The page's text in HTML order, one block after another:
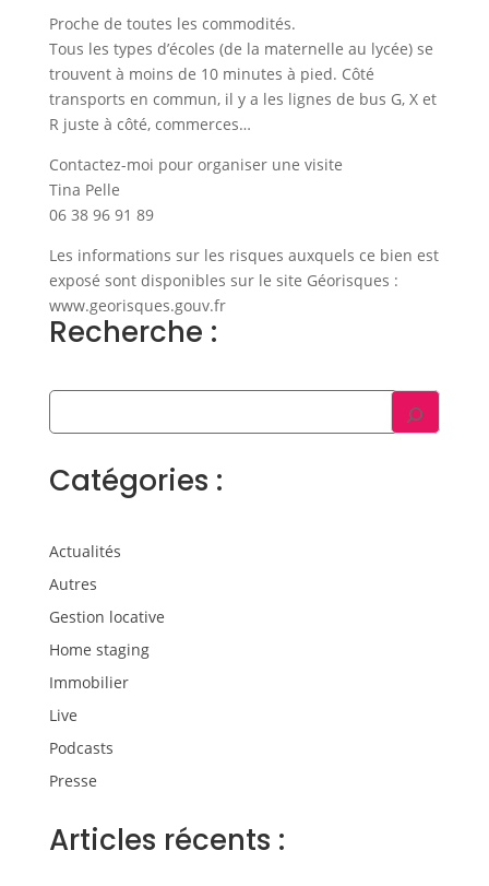
Proche de toutes les commodités.
Tous les types d’écoles (de la maternelle au lycée) se
trouvent à moins de 10 minutes à pied. Côté
transports en commun, il y a les lignes de bus G, X et
R juste à côté, commerces…
Contactez-moi pour organiser une visite
Tina Pelle
06 38 96 91 89
Les informations sur les risques auxquels ce bien est
exposé sont disponibles sur le site Géorisques :
www.georisques.gouv.fr
Recherche :
Catégories :
Actualités
Autres
Gestion locative
Home staging
Immobilier
Live
Podcasts
Presse
Articles récents :